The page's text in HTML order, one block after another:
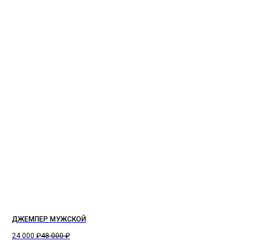
ДЖЕМПЕР МУЖСКОЙ
24 000 ₽48 000 ₽